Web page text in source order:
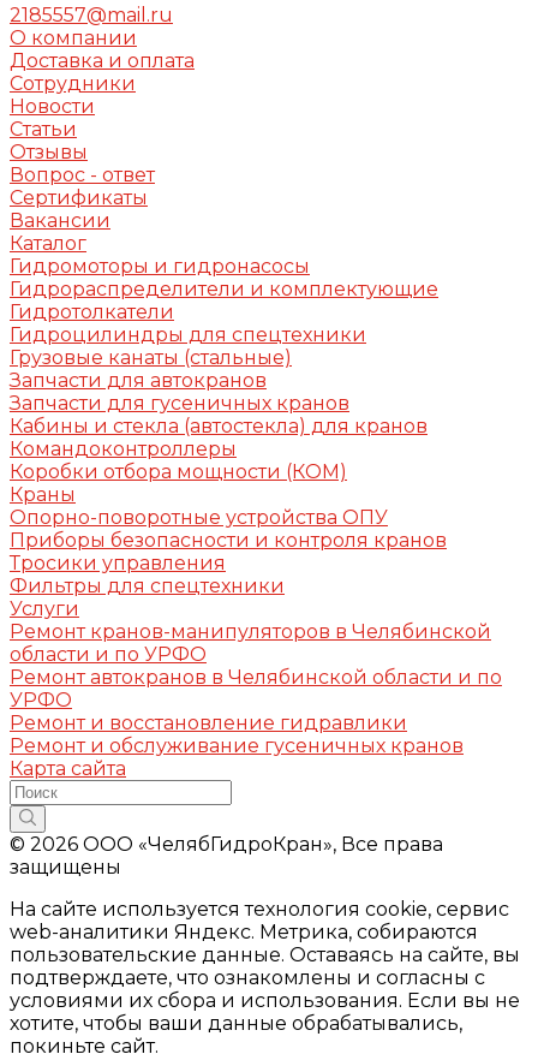
2185557@mail.ru
О компании
Доставка и оплата
Сотрудники
Новости
Статьи
Отзывы
Вопрос - ответ
Сертификаты
Вакансии
Каталог
Гидромоторы и гидронасосы
Гидрораспределители и комплектующие
Гидротолкатели
Гидроцилиндры для спецтехники
Грузовые канаты (стальные)
Запчасти для автокранов
Запчасти для гусеничных кранов
Кабины и стекла (автостекла) для кранов
Командоконтроллеры
Коробки отбора мощности (КОМ)
Краны
Опорно-поворотные устройства ОПУ
Приборы безопасности и контроля кранов
Тросики управления
Фильтры для спецтехники
Услуги
Ремонт кранов-манипуляторов в Челябинской
области и по УРФО
Ремонт автокранов в Челябинской области и по
УРФО
Ремонт и восстановление гидравлики
Ремонт и обслуживание гусеничных кранов
Карта сайта
© 2026 ООО «ЧелябГидроКран», Все права
защищены
На сайте используется технология cookie, сервис
web-аналитики Яндекс. Метрика, собираются
пользовательские данные. Оставаясь на сайте, вы
подтверждаете, что ознакомлены и согласны с
условиями их сбора и использования. Если вы не
хотите, чтобы ваши данные обрабатывались,
покиньте сайт.